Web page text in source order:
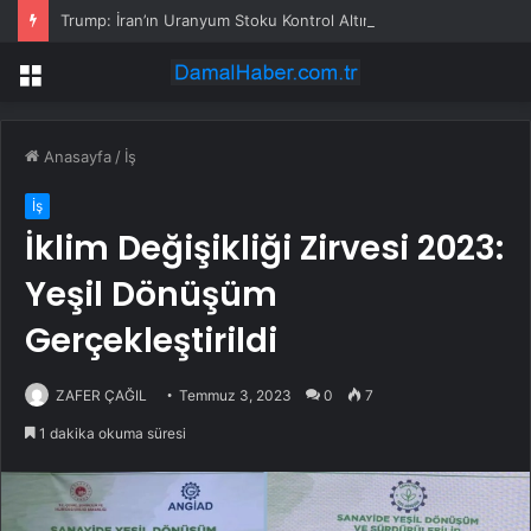
Trump: İran’ın Uranyum Stoku Kontrol Altında Olmalı
Menü
Anasayfa / İş
İş
İklim Değişikliği Zirvesi 2023:
Yeşil Dönüşüm
Gerçekleştirildi
ZAFER ÇAĞIL Temmuz 3, 2023 0 7
1 dakika okuma süresi